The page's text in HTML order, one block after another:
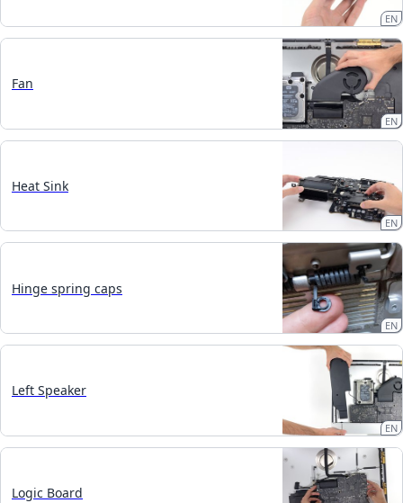
EN
Fan
EN
Heat Sink
EN
Hinge spring caps
EN
Left Speaker
EN
Logic Board